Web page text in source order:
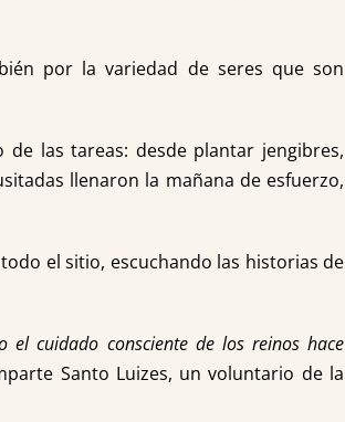
por la variedad de seres que son
las tareas: desde plantar jengibres,
llenaron la mañana de esfuerzo,
el sitio, escuchando las historias de
cuidado consciente de los reinos hace
Santo Luizes, un voluntario de la